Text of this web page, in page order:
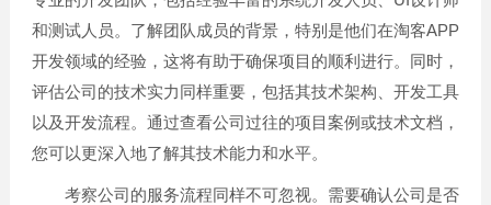
和测试人员。了解团队成员的背景，特别是他们在淘客APP
开发领域的经验，这将有助于确保项目的顺利进行。同时，
评估公司的技术实力同样重要，包括其技术架构、开发工具
以及开发流程。通过查看公司过往的项目案例或技术文档，
您可以更深入地了解其技术能力和水平。
考察公司的服务流程同样不可忽视。需要确认公司是否